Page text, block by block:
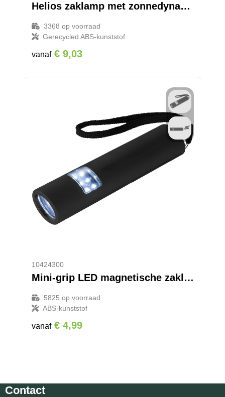
Helios zaklamp met zonnedynamo van gerecycled plastic met karabijnhaak
3368 op voorraad
Gerecycled ABS-kunststof
vanaf € 9,03
10424300
Mini-grip LED magnetische zaklamp
5825 op voorraad
ABS-kunststof
vanaf € 4,99
Contact